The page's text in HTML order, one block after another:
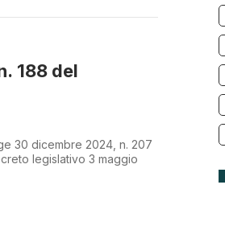
188 del
30 dicembre 2024, n. 207
legislativo 3 maggio